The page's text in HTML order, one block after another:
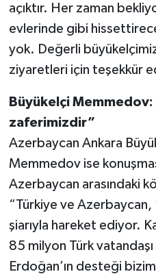
açıktır. Her zaman
evlerinde gibi
yok. Değerli
ziyaretleri için teşekkür
Büyükelçi
zaferimizdir”
Azerbaycan Ankara
Memmedov ise
Azerbaycan arasındaki
“Türkiye ve Azerbaycan,
şiarıyla hareket ediyor.
85 milyon Türk
Erdoğan’ın desteği